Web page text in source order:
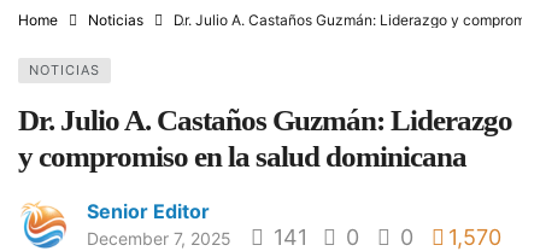
Home Noticias Dr. Julio A. Castaños Guzmán: Liderazgo y
NOTICIAS
Dr. Julio A. Castaños Guzmán: Liderazgo
y compromiso en la salud dominicana
Senior Editor
December 7, 2025 141 0 0 1,570